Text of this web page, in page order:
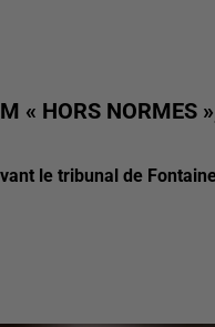
« HORS NORMES
le tribunal de